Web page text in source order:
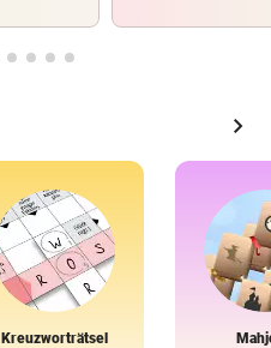
chevron_right
Kreuzworträtsel